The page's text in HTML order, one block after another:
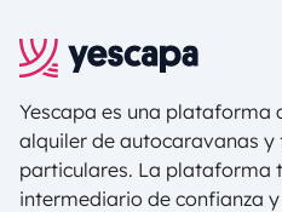
Yescapa es una plataforma
alquiler de autocaravanas
particulares. La plataforma
intermediario de confianza